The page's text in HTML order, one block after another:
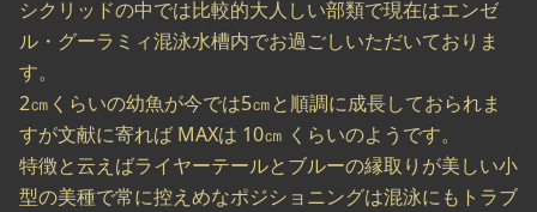
シクリッドの中では比較的大人しい部類で現在はエンゼ
ル・グーラミィ混泳水槽内でお過ごしいただいておりま
す。
2㎝くらいの幼魚が今では5㎝と順調に成長しておられま
すが文献に寄れば MAXは 10㎝ くらいのようです。
特徴と云えばライヤーテールとブルーの縁取りが美しい小
型の美種で常に控えめなポジショニングは混泳にもトラブ